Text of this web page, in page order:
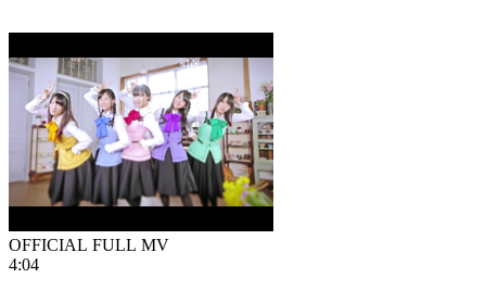
OFFICIAL FULL MV
4:04